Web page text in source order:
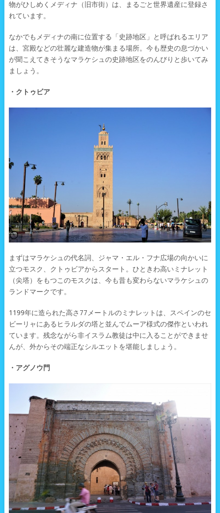
物がひしめくメディナ（旧市街）は、まるごと世界遺産に登録さ
れています。
なかでもメディナの南に位置する「史跡地区」と呼ばれるエリア
は、宮殿などの壮麗な建造物が集まる場所。今も歴史の息づかい
が聞こえてきそうなマラケシュの史跡地区をのんびりと歩いてみ
ましょう。
・クトゥビア
まずはマラケシュの代名詞、ジャマ・エル・フナ広場の向かいに
立つモスク、クトゥビアからスタート。ひときわ高いミナレット
（尖塔）をもつこのモスクは、今も昔も変わらないマラケシュの
ランドマークです。
1199年に造られた高さ77メートルのミナレットは、スペインのセ
ビーリャにあるヒラルダの塔と並んでムーア様式の傑作といわれ
ています。残念ながら非イスラム教徒は中に入ることができませ
んが、外からその端正なシルエットを堪能しましょう。
・アグノウ門